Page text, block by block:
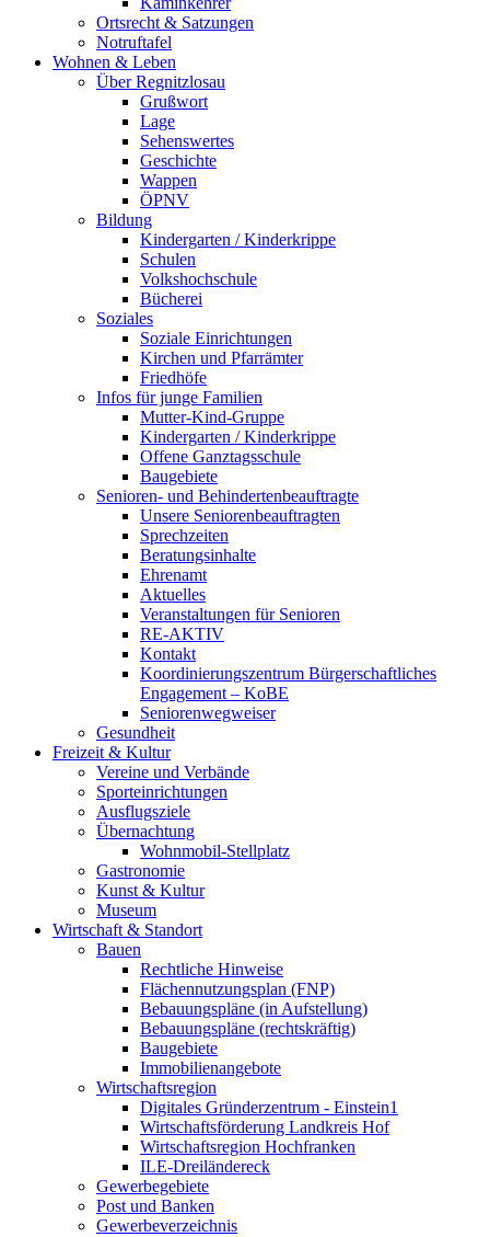
Ortsrecht & Satzungen
Notruftafel
Wohnen & Leben
Über Regnitzlosau
Grußwort
Lage
Sehenswertes
Geschichte
Wappen
ÖPNV
Bildung
Kindergarten / Kinderkrippe
Schulen
Volkshochschule
Bücherei
Soziales
Soziale Einrichtungen
Kirchen und Pfarrämter
Friedhöfe
Infos für junge Familien
Mutter-Kind-Gruppe
Kindergarten / Kinderkrippe
Offene Ganztagsschule
Baugebiete
Senioren- und Behindertenbeauftragte
Unsere Seniorenbeauftragten
Sprechzeiten
Beratungsinhalte
Ehrenamt
Aktuelles
Veranstaltungen für Senioren
RE-AKTIV
Kontakt
Koordinierungszentrum Bürgerschaftliches
Engagement – KoBE
Seniorenwegweiser
Gesundheit
Freizeit & Kultur
Vereine und Verbände
Sporteinrichtungen
Ausflugsziele
Übernachtung
Wohnmobil-Stellplatz
Gastronomie
Kunst & Kultur
Museum
Wirtschaft & Standort
Bauen
Rechtliche Hinweise
Flächennutzungsplan (FNP)
Bebauungspläne (in Aufstellung)
Bebauungspläne (rechtskräftig)
Baugebiete
Immobilienangebote
Wirtschaftsregion
Digitales Gründerzentrum - Einstein1
Wirtschaftsförderung Landkreis Hof
Wirtschaftsregion Hochfranken
ILE-Dreiländereck
Gewerbegebiete
Post und Banken
Gewerbeverzeichnis